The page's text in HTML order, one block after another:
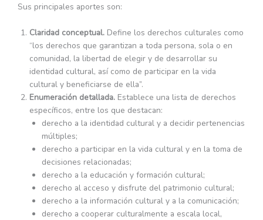
Sus principales aportes son:
Claridad conceptual. Define los derechos culturales como
“los derechos que garantizan a toda persona, sola o en
comunidad, la libertad de elegir y de desarrollar su
identidad cultural, así como de participar en la vida
cultural y beneficiarse de ella”.
Enumeración detallada. Establece una lista de derechos
específicos, entre los que destacan:
derecho a la identidad cultural y a decidir pertenencias
múltiples;
derecho a participar en la vida cultural y en la toma de
decisiones relacionadas;
derecho a la educación y formación cultural;
derecho al acceso y disfrute del patrimonio cultural;
derecho a la información cultural y a la comunicación;
derecho a cooperar culturalmente a escala local,